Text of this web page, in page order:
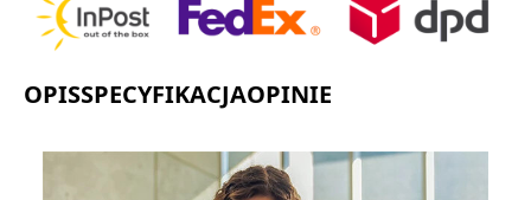
OPISSPECYFIKACJAOPINIE